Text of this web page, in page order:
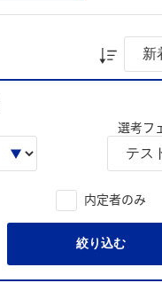
選考フ
内定者のみ
絞り込む